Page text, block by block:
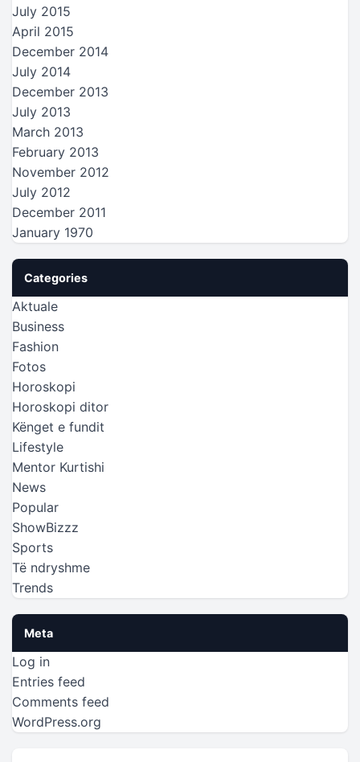
July 2015
April 2015
December 2014
July 2014
December 2013
July 2013
March 2013
February 2013
November 2012
July 2012
December 2011
January 1970
Categories
Aktuale
Business
Fashion
Fotos
Horoskopi
Horoskopi ditor
Kënget e fundit
Lifestyle
Mentor Kurtishi
News
Popular
ShowBizzz
Sports
Të ndryshme
Trends
Meta
Log in
Entries feed
Comments feed
WordPress.org